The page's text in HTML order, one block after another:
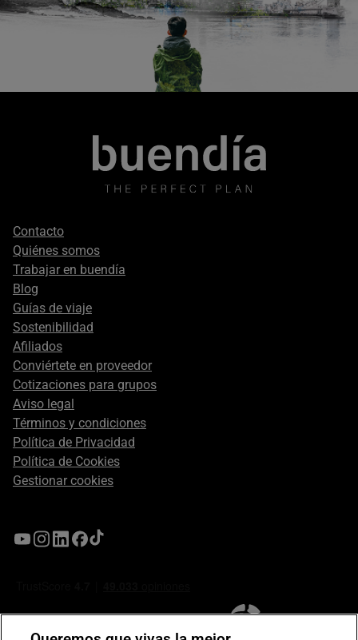
Footer
secondary
Contacto
Quiénes somos
Trabajar en buendía
Blog
Guías de viaje
Sostenibilidad
Afiliados
Conviértete en proveedor
Cotizaciones para grupos
Aviso legal
Términos y condiciones
Política de Privacidad
Política de Cookies
Gestionar cookies